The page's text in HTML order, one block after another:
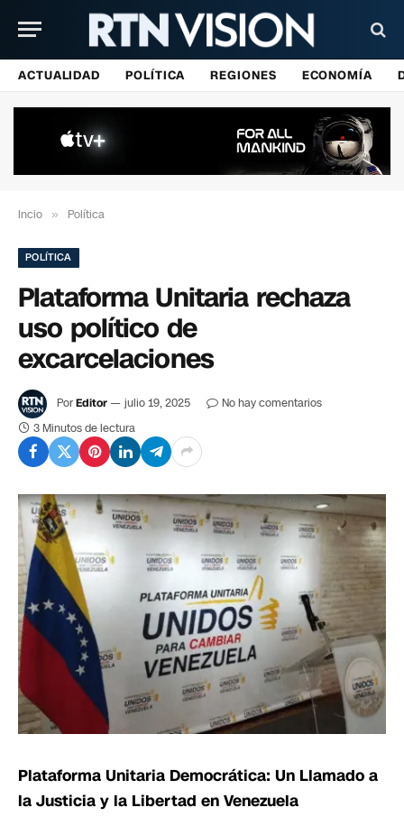
ACTUALIDAD POLÍTICA REGIONES ECONOMÍA
Incio » Política
POLÍTICA
Plataforma Unitaria rechaza
uso político de
excarcelaciones
PorEditor julio 19, 2025
No hay comentarios
3 Minutos de lectura
Plataforma Unitaria Democrática: Un Llamado a
la Justicia y la Libertad en Venezuela